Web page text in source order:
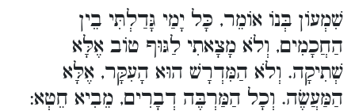
שִׁמְעוֹן בְּנוֹ אוֹמֵר, כָּל יָמַי גָּדַלְתִּי בֵין
הַחֲכָמִים, וְלֹא מָצָאתִי לַגּוּף טוֹב אֶלָּא
שְׁתִיקָה. וְלֹא הַמִּדְרָשׁ הוּא הָעִקָּר, אֶלָּא
הַמַּעֲשֶׂה. וְכָל הַמַּרְבֶּה דְבָרִים, מֵבִיא חֵטְא: